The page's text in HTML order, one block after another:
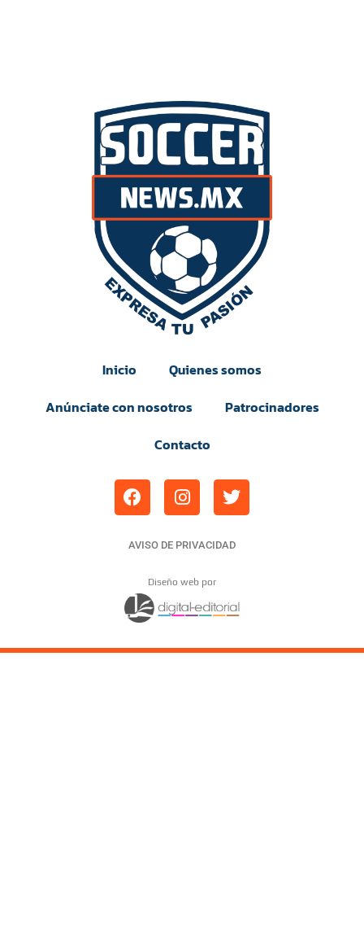
Inicio
Quienes somos
Anúnciate con nosotros
Patrocinadores
Contacto
AVISO DE PRIVACIDAD
Diseño web por